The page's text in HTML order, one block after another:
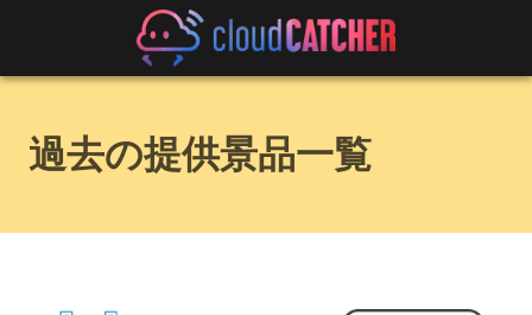
過去の提供景品一覧